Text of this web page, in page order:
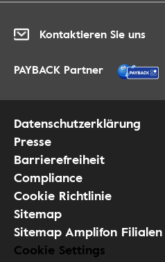
Kontaktieren Sie uns
PAYBACK Partner
Datenschutzerklärung
Presse
Barrierefreiheit
Compliance
Cookie Richtlinie
Sitemap
Sitemap Amplifon Filialen
Cookie Settings